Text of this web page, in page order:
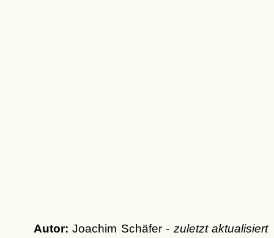
Autor: Joachim Schäfer - zuletzt aktualisiert